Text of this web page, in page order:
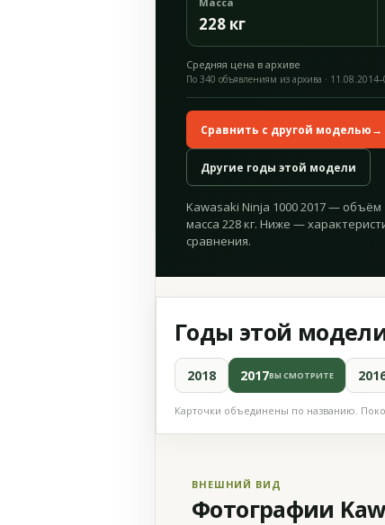
228 кг
Средняя цена в архиве
По 340 объявлениям из архива ·
Сравнить с другой моделью→
Другие годы этой модели
Kawasaki Ninja 1000 2017 — объём
масса 228 кг. Ниже —
сравнения.
Годы этой
2018 2017ВЫ СМОТРИТЕ
Карточки объединены по названию.
ВНЕШНИЙ ВИД
Фотографии